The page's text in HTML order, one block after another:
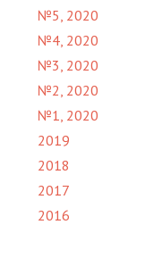
№5, 2020
№4, 2020
№3, 2020
№2, 2020
№1, 2020
2019
2018
2017
2016